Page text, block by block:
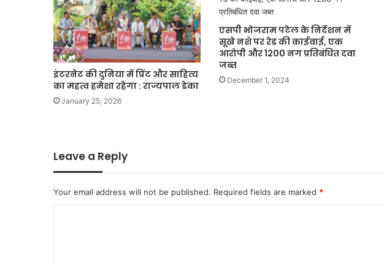
इंटरनेट की दुनिया में प्रिंट और साहित्य
का महत्व हमेशा रहेगा : राज्यपाल डेका
January 25, 2026
एसपी भोजराम पटेल के निर्देशन में
सूखे नशे पर रेड की काईवाई, एक
आरोपी और 1200 नग प्रतिबंधित दवा
जब्त
December 1, 2024
Leave a Reply
Your email address will not be published. Required fields are marked *